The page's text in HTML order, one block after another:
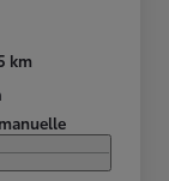
km